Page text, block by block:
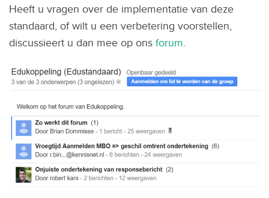
Heeft u vragen over de implementatie van deze
standaard, of wilt u een verbetering voorstellen,
discussieert u dan mee op ons forum.